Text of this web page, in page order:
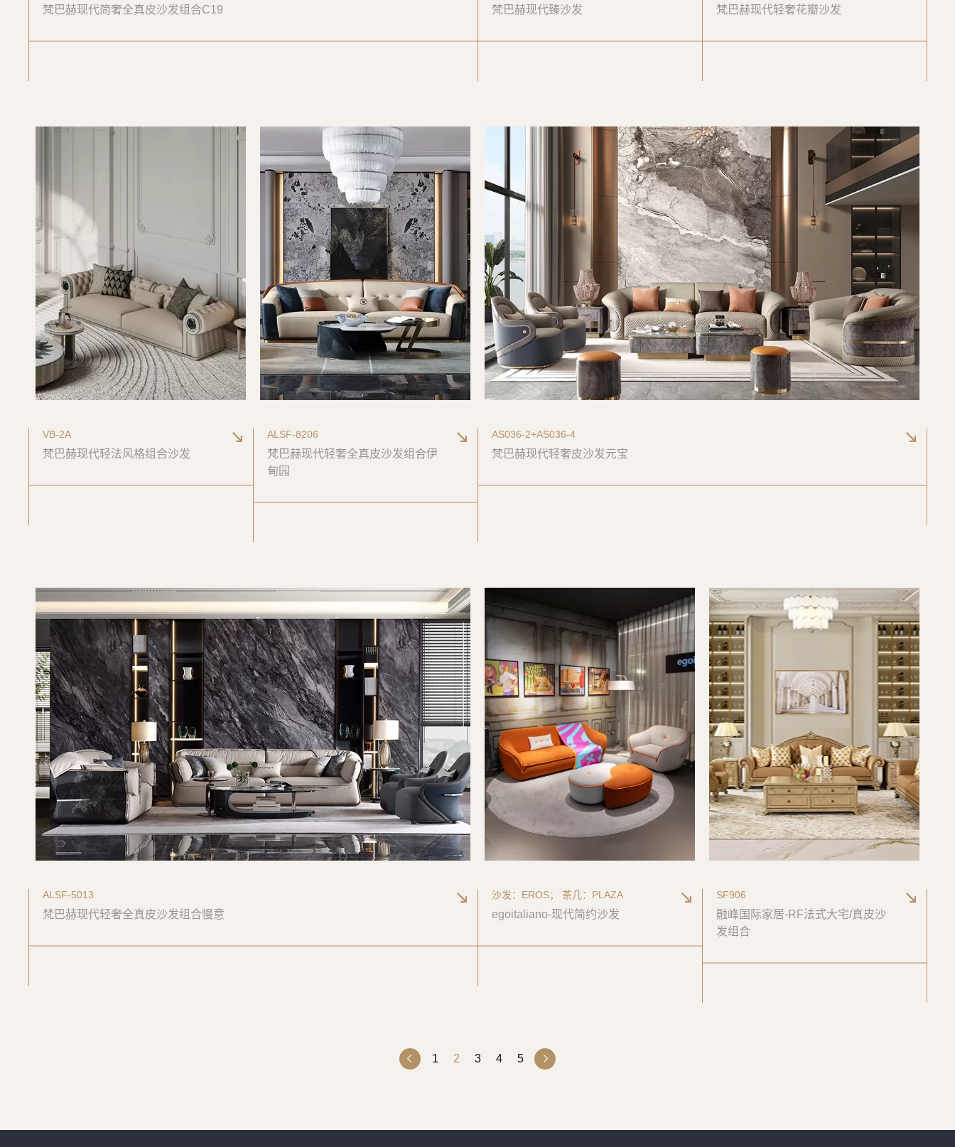
梵巴赫现代简奢全真皮沙发组合C19 梵巴赫现代臻沙发 梵巴赫现代轻奢花瓣沙发
VB-2A
梵巴赫现代轻法风格组合沙发
ALSF-8206
梵巴赫现代轻奢全真皮沙发组合伊
甸园
AS036-2+AS036-4
梵巴赫现代轻奢皮沙发元宝
ALSF-5013
梵巴赫现代轻奢全真皮沙发组合慢意
沙发：EROS； 茶几：PLAZA
egoitaliano-现代简约沙发
SF906
融峰国际家居-RF法式大宅/真皮沙
发组合
1 2 3 4 5